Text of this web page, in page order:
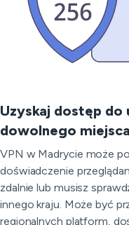
Uzyskaj dostęp do
dowolnego miejsca
VPN w Madrycie może
doświadczenie
zdalnie lub musisz
innego kraju. Może być
regionalnych platform,